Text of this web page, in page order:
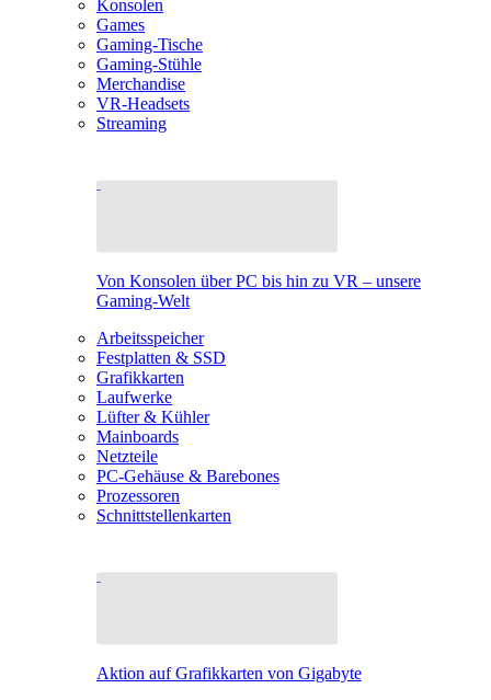
Konsolen
Games
Gaming-Tische
Gaming-Stühle
Merchandise
VR-Headsets
Streaming
Von Konsolen über PC bis hin zu VR – unsere
Gaming-Welt
Arbeitsspeicher
Festplatten & SSD
Grafikkarten
Laufwerke
Lüfter & Kühler
Mainboards
Netzteile
PC-Gehäuse & Barebones
Prozessoren
Schnittstellenkarten
Aktion auf Grafikkarten von Gigabyte